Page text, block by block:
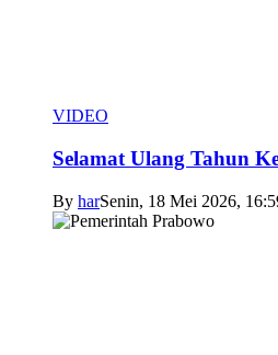
VIDEO
Selamat Ulang Tahun
By harSenin, 18 Mei 2026,